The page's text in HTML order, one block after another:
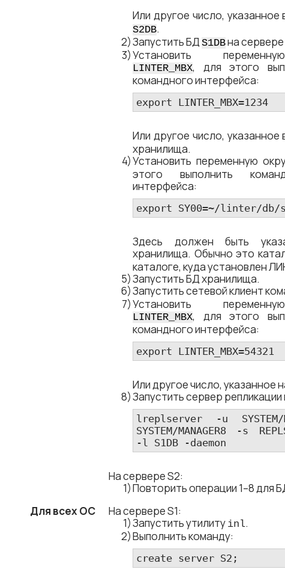
Или другое число, указанное
S2DB.
Запустить БД S1DBна сервере
Установить
LINTER_MBX, для этого
командного интерфейса:
export LINTER_MBX=1234
Или другое число, указанное
хранилища.
Установить переменную
этого выполнить
интерфейса:
export SY00=~/linter/db/
Здесь должен быть
хранилища. Обычно это
каталоге, куда установлен
Запустить БД хранилища.
Запустить сетевой клиент
Установить
LINTER_MBX, для этого
командного интерфейса:
export LINTER_MBX=54321
Или другое число, указанное
Запустить сервер
lreplserver -u SYSTEM/
SYSTEM/MANAGER8
-s
-l S1DB -daemon
На сервере S2:
Повторить операции 1–8 для
Для всех ОС
На сервере S1:
Запустить утилиту inl.
Выполнить команду:
create server S2;